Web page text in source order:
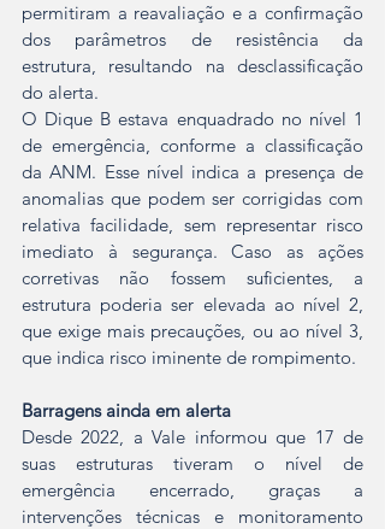
permitiram a reavaliação e a confirmação
dos parâmetros de resistência da
estrutura, resultando na desclassificação
do alerta.
O Dique B estava enquadrado no nível 1
de emergência, conforme a classificação
da ANM. Esse nível indica a presença de
anomalias que podem ser corrigidas com
relativa facilidade, sem representar risco
imediato à segurança. Caso as ações
corretivas não fossem suficientes, a
estrutura poderia ser elevada ao nível 2,
que exige mais precauções, ou ao nível 3,
que indica risco iminente de rompimento.
Barragens ainda em alerta
Desde 2022, a Vale informou que 17 de
suas estruturas tiveram o nível de
emergência encerrado, graças a
intervenções técnicas e monitoramento